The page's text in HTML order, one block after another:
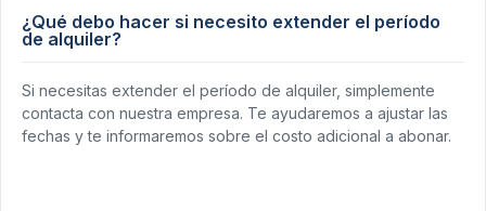
¿Qué debo hacer si necesito extender el período
de alquiler?
Si necesitas extender el período de alquiler, simplemente
contacta con nuestra empresa. Te ayudaremos a ajustar las
fechas y te informaremos sobre el costo adicional a abonar.